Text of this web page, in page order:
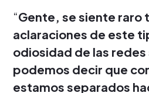
“Gente, se siente raro
aclaraciones de este
odiosidad de las
podemos decir que
estamos separados